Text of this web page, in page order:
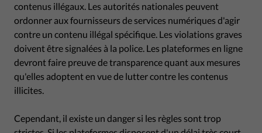
contenus illégaux. Les autorités nationales peuvent
ordonner aux fournisseurs de services numériques d'agir
contre un contenu illégal spécifique. Les violations graves
doivent être signalées à la police. Les plateformes en ligne
devront faire preuve de transparence quant aux mesures
qu'elles adoptent en vue de lutter contre les contenus
illicites.
Cependant, il existe un danger si les règles sont trop